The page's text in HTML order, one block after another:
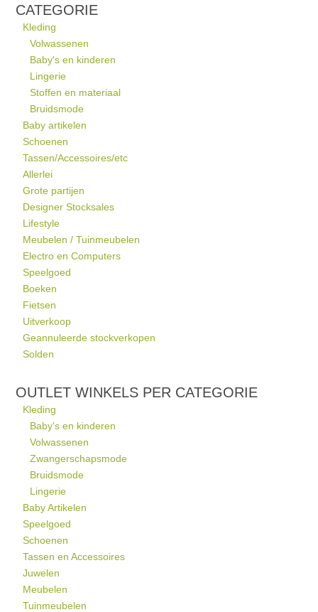
CATEGORIE
Kleding
Volwassenen
Baby's en kinderen
Lingerie
Stoffen en materiaal
Bruidsmode
Baby artikelen
Schoenen
Tassen/Accessoires/etc
Allerlei
Grote partijen
Designer Stocksales
Lifestyle
Meubelen / Tuinmeubelen
Electro en Computers
Speelgoed
Boeken
Fietsen
Uitverkoop
Geannuleerde stockverkopen
Solden
OUTLET WINKELS PER CATEGORIE
Kleding
Baby's en kinderen
Volwassenen
Zwangerschapsmode
Bruidsmode
Lingerie
Baby Artikelen
Speelgoed
Schoenen
Tassen en Accessoires
Juwelen
Meubelen
Tuinmeubelen